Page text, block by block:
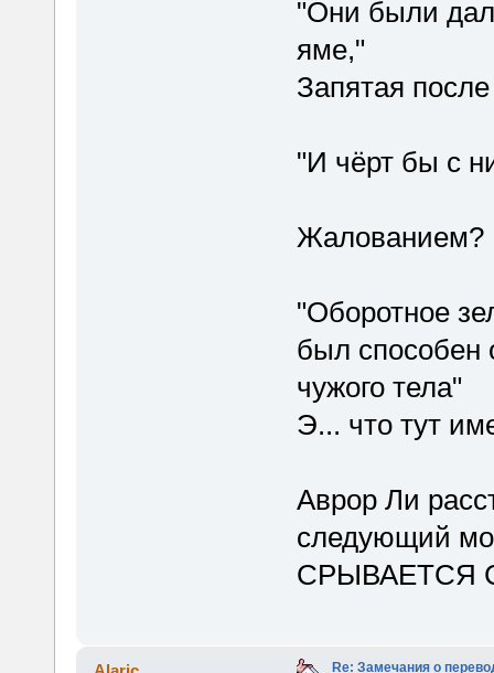
"Они были
яме,"
Запятая
"И чёрт бы с
Жалованием?
"Оборотное
был способен
чужого тела"
Э... что тут
Аврор Ли
следующий
СРЫВАЕТСЯ С
Re: Замечания о